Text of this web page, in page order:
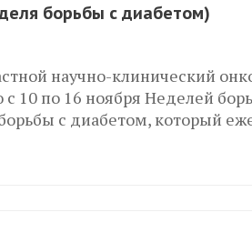
борьбы с диабетом)
научно-клинический
10 по 16 ноября Неделей
с диабетом, который